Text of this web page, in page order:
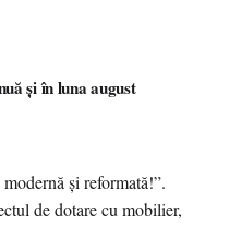
și în luna august